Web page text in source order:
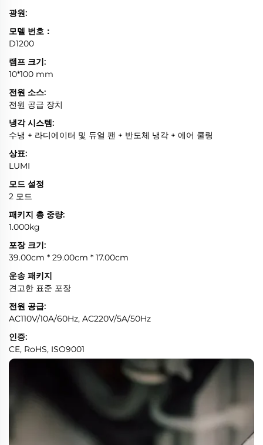
광원:
모델 번호：
D1200
램프 크기:
10*100 mm
전원 소스:
전원 공급 장치
냉각 시스템:
수냉 + 라디에이터 및 듀얼 팬 + 반도체 냉각 + 에어 쿨링
상표:
LUMI
모드 설정
2 모드
패키지 총 중량:
1.000kg
포장 크기:
39.00cm * 29.00cm * 17.00cm
운송 패키지
견고한 표준 포장
전원 공급:
AC110V/10A/60Hz, AC220V/5A/50Hz
인증:
CE, RoHS, ISO9001